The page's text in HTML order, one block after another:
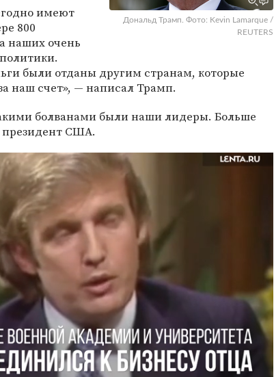
Дональд Трамп. Фото: Kevin Lamarque /
REUTERS
имеют
800
наших очень
были отданы другим странам, которые
наш счет», — написал Трамп.
болванами были наши лидеры. Больше
президент США.